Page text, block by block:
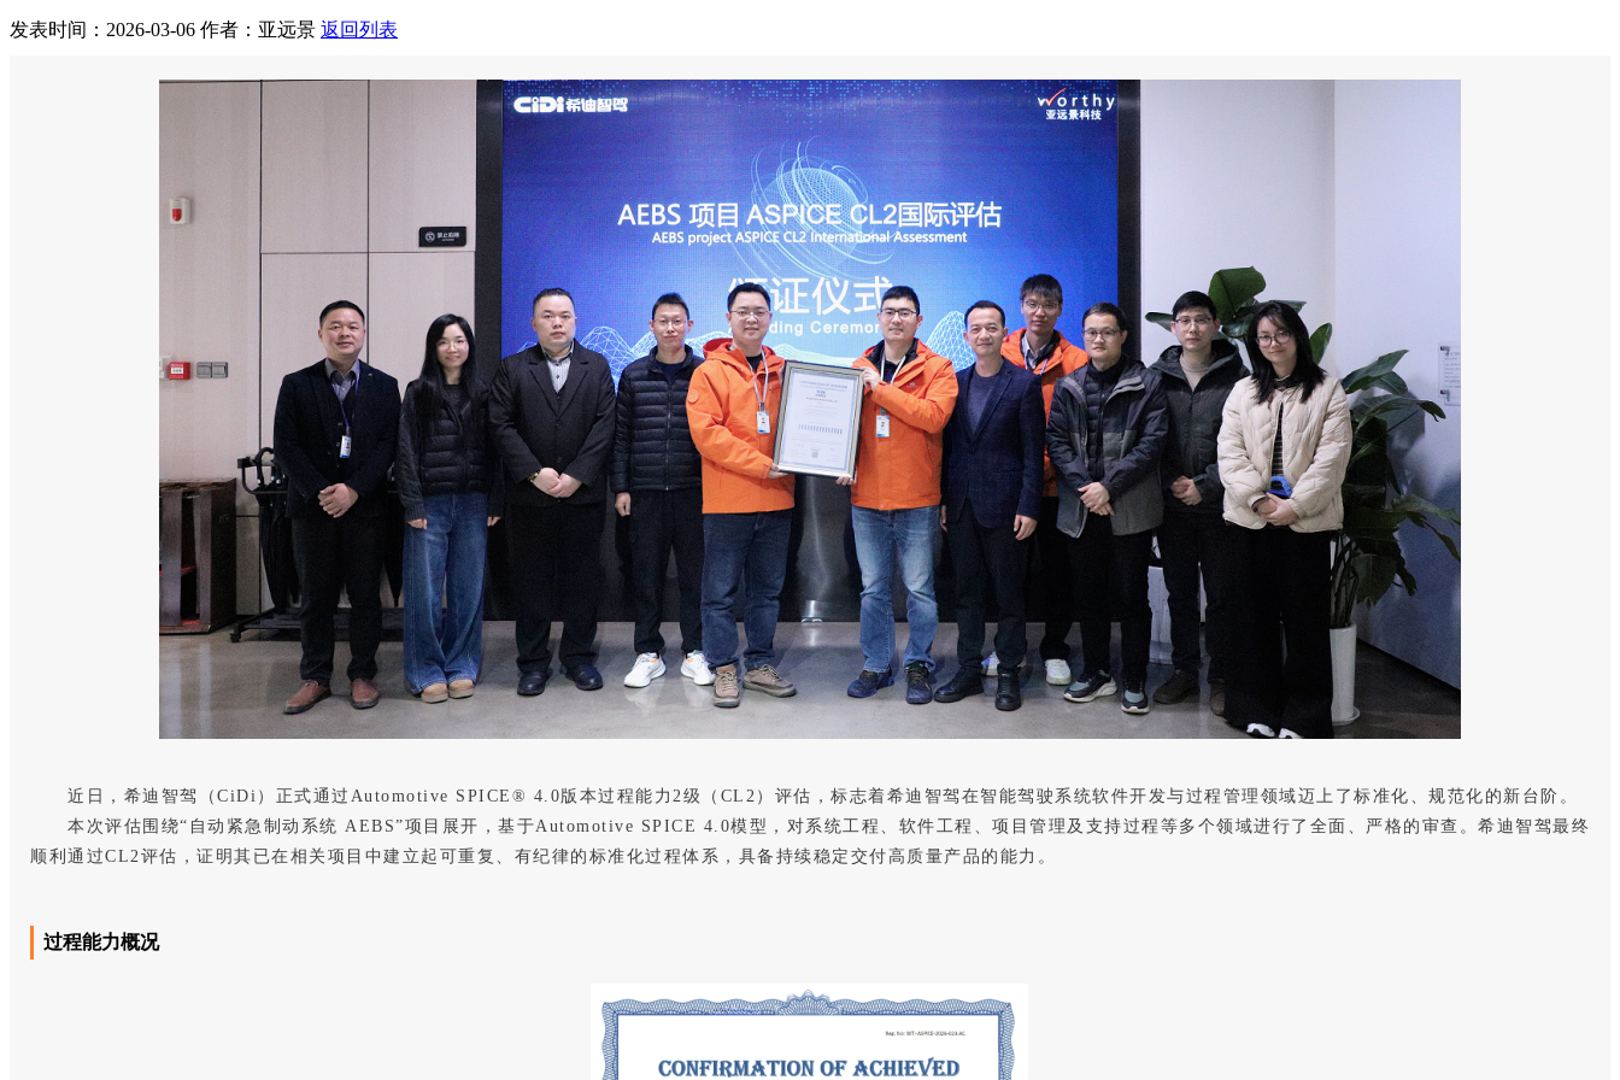
发表时间：2026-03-06 作者：亚远景 返回列表
近日，希迪智驾（CiDi）正式通过Automotive SPICE® 4.0版本过程能力2级（CL2）评估，标志着希迪智驾在智能驾驶系统软件开发与过程管理领域迈上了标准化、规范化的新台阶。
本次评估围绕“自动紧急制动系统 AEBS”项目展开，基于Automotive SPICE 4.0模型，对系统工程、软件工程、项目管理及支持过程等多个领域进行了全面、严格的审查。希迪智驾最终
顺利通过CL2评估，证明其已在相关项目中建立起可重复、有纪律的标准化过程体系，具备持续稳定交付高质量产品的能力。
过程能力概况